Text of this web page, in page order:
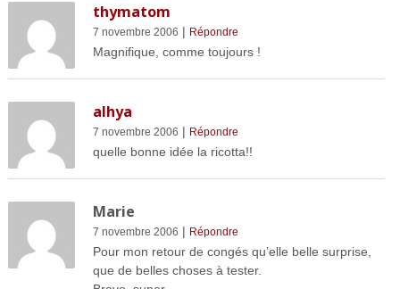
thymatom
7 novembre 2006 | Répondre
Magnifique, comme toujours !
alhya
7 novembre 2006 | Répondre
quelle bonne idée la ricotta!!
Marie
7 novembre 2006 | Répondre
Pour mon retour de congés qu’elle belle surprise,
que de belles choses à tester.